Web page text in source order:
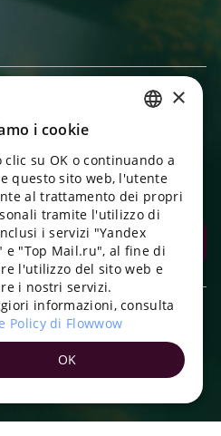
comoda chat con
l'app
ENGLISH
UKRAINIAN
PORTUGUESE
SPANISH
TURKISH
×
i cookie
clic su OK o continuando a
questo sito web, l'utente
al trattamento dei propri
tramite l'utilizzo di
i servizi "Yandex
e "Top Mail.ru", al fine di
l'utilizzo del sito web e
i nostri servizi.
informazioni, consulta
Policy di Flowwow
OK